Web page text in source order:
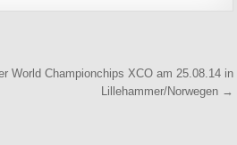
World Championchips XCO am 25.08.14 in
Lillehammer/Norwegen →